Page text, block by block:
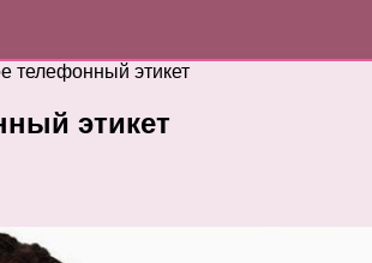
телефонный этикет
этикет